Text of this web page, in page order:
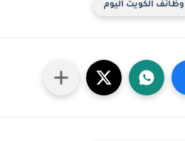
وظائف الكويت اليوم